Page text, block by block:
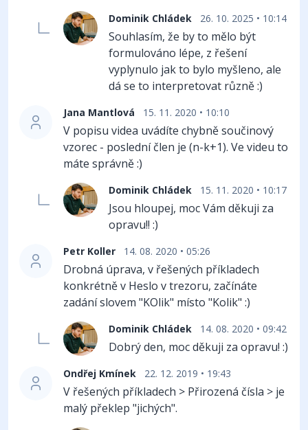
Dominik Chládek 26. 10. 2025 • 10:14
Souhlasím, že by to mělo být
formulováno lépe, z řešení
vyplynulo jak to bylo myšleno, ale
dá se to interpretovat různě :)
Jana Mantlová 15. 11. 2020 • 10:10
V popisu videa uvádíte chybně součinový
vzorec - poslední člen je (n-k+1). Ve videu to
máte správně :)
Dominik Chládek 15. 11. 2020 • 10:17
Jsou hloupej, moc Vám děkuji za
opravu!! :)
Petr Koller 14. 08. 2020 • 05:26
Drobná úprava, v řešených příkladech
konkrétně v Heslo v trezoru, začínáte
zadání slovem "KOlik" místo "Kolik" :)
Dominik Chládek 14. 08. 2020 • 09:42
Dobrý den, moc děkuji za opravu! :)
Ondřej Kmínek 22. 12. 2019 • 19:43
V řešených příkladech > Přirozená čísla > je
malý překlep "jichých".